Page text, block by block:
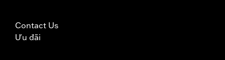
Contact Us
Ưu đãi